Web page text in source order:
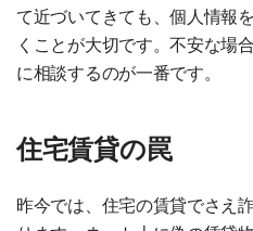
て近づいてきても、個人情報
くことが大切です。不安な場
に相談するのが一番です。
住宅賃貸の罠
昨今では、住宅の賃貸でさえ